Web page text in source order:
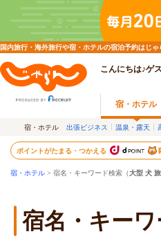
国内旅行・海外旅行や宿・ホテルの宿泊予約はじ
こんにちは♪ゲ
宿・ホテル
宿・ホテル 出張ビジネス 温泉・露天
ポイントがたまる・つかえる
宿・ホテル > 宿名・キーワード検索（大型 犬
宿名・キー